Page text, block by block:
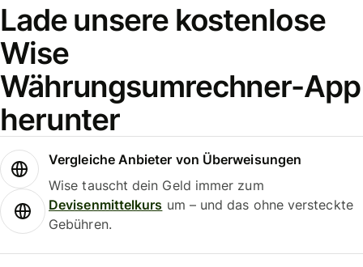
Lade unsere kostenlose
Wise
Währungsumrechner-App
herunter
Vergleiche Anbieter von Überweisungen
Wise tauscht dein Geld immer zum
Devisenmittelkurs um – und das ohne versteckte
Gebühren.